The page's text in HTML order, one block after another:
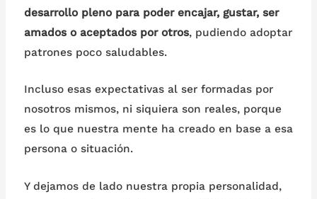
desarrollo pleno para poder encajar, gustar, ser
amados o aceptados por otros, pudiendo adoptar
patrones poco saludables.
Incluso esas expectativas al ser formadas por
nosotros mismos, ni siquiera son reales, porque
es lo que nuestra mente ha creado en base a esa
persona o situación.
Y dejamos de lado nuestra propia personalidad,